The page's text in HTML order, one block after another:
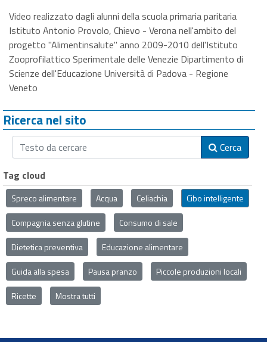
Video realizzato dagli alunni della scuola primaria paritaria
Istituto Antonio Provolo, Chievo - Verona nell'ambito del
progetto "Alimentinsalute" anno 2009-2010 dell'Istituto
Zooprofilattico Sperimentale delle Venezie Dipartimento di
Scienze dell'Educazione Università di Padova - Regione
Veneto
Ricerca nel sito
Cerca
Tag cloud
Spreco alimentare Acqua Celiachia
Cibo intelligente
Compagnia senza glutine
Consumo di sale
Dietetica preventiva
Educazione alimentare
Guida alla spesa
Pausa pranzo
Piccole produzioni locali
Ricette
Mostra tutti